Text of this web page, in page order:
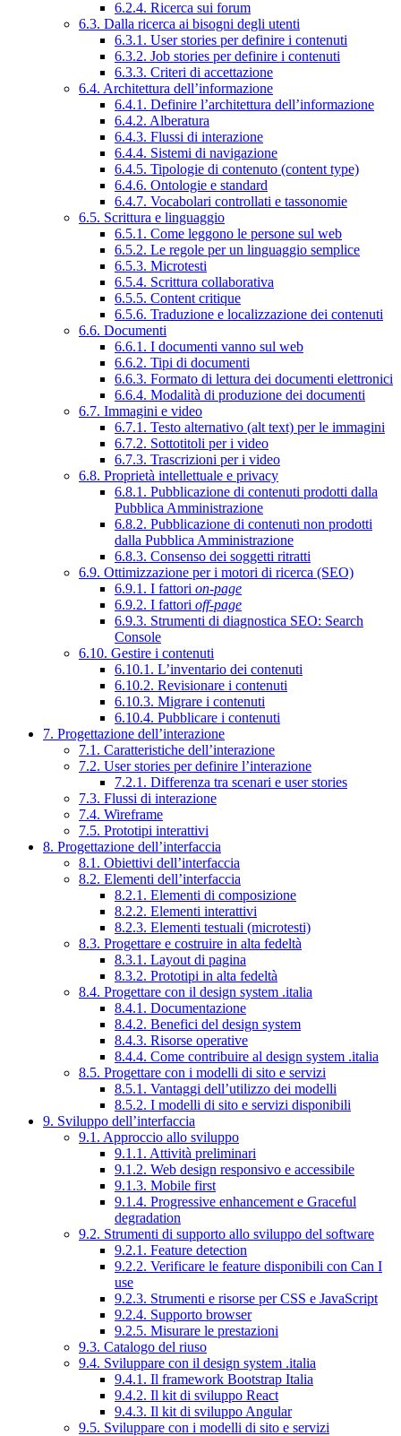
6.2.4. Ricerca sui forum
6.3. Dalla ricerca ai bisogni degli utenti
6.3.1. User stories per definire i contenuti
6.3.2. Job stories per definire i contenuti
6.3.3. Criteri di accettazione
6.4. Architettura dell’informazione
6.4.1. Definire l’architettura dell’informazione
6.4.2. Alberatura
6.4.3. Flussi di interazione
6.4.4. Sistemi di navigazione
6.4.5. Tipologie di contenuto (content type)
6.4.6. Ontologie e standard
6.4.7. Vocabolari controllati e tassonomie
6.5. Scrittura e linguaggio
6.5.1. Come leggono le persone sul web
6.5.2. Le regole per un linguaggio semplice
6.5.3. Microtesti
6.5.4. Scrittura collaborativa
6.5.5. Content critique
6.5.6. Traduzione e localizzazione dei contenuti
6.6. Documenti
6.6.1. I documenti vanno sul web
6.6.2. Tipi di documenti
6.6.3. Formato di lettura dei documenti elettronici
6.6.4. Modalità di produzione dei documenti
6.7. Immagini e video
6.7.1. Testo alternativo (alt text) per le immagini
6.7.2. Sottotitoli per i video
6.7.3. Trascrizioni per i video
6.8. Proprietà intellettuale e privacy
6.8.1. Pubblicazione di contenuti prodotti dalla
Pubblica Amministrazione
6.8.2. Pubblicazione di contenuti non prodotti
dalla Pubblica Amministrazione
6.8.3. Consenso dei soggetti ritratti
6.9. Ottimizzazione per i motori di ricerca (SEO)
6.9.1. I fattori on-page
6.9.2. I fattori off-page
6.9.3. Strumenti di diagnostica SEO: Search
Console
6.10. Gestire i contenuti
6.10.1. L’inventario dei contenuti
6.10.2. Revisionare i contenuti
6.10.3. Migrare i contenuti
6.10.4. Pubblicare i contenuti
7. Progettazione dell’interazione
7.1. Caratteristiche dell’interazione
7.2. User stories per definire l’interazione
7.2.1. Differenza tra scenari e user stories
7.3. Flussi di interazione
7.4. Wireframe
7.5. Prototipi interattivi
8. Progettazione dell’interfaccia
8.1. Obiettivi dell’interfaccia
8.2. Elementi dell’interfaccia
8.2.1. Elementi di composizione
8.2.2. Elementi interattivi
8.2.3. Elementi testuali (microtesti)
8.3. Progettare e costruire in alta fedeltà
8.3.1. Layout di pagina
8.3.2. Prototipi in alta fedeltà
8.4. Progettare con il design system .italia
8.4.1. Documentazione
8.4.2. Benefici del design system
8.4.3. Risorse operative
8.4.4. Come contribuire al design system .italia
8.5. Progettare con i modelli di sito e servizi
8.5.1. Vantaggi dell’utilizzo dei modelli
8.5.2. I modelli di sito e servizi disponibili
9. Sviluppo dell’interfaccia
9.1. Approccio allo sviluppo
9.1.1. Attività preliminari
9.1.2. Web design responsivo e accessibile
9.1.3. Mobile first
9.1.4. Progressive enhancement e Graceful
degradation
9.2. Strumenti di supporto allo sviluppo del software
9.2.1. Feature detection
9.2.2. Verificare le feature disponibili con Can I
use
9.2.3. Strumenti e risorse per CSS e JavaScript
9.2.4. Supporto browser
9.2.5. Misurare le prestazioni
9.3. Catalogo del riuso
9.4. Sviluppare con il design system .italia
9.4.1. Il framework Bootstrap Italia
9.4.2. Il kit di sviluppo React
9.4.3. Il kit di sviluppo Angular
9.5. Sviluppare con i modelli di sito e servizi